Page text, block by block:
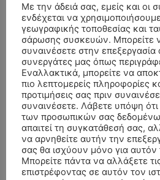
ΣΥΛΛΥΠΗΤΗΡΙΑ ΜΗΝΥΜΑΤΑ
ΠΑΝΑΓΙΩΤΗΣ IΩΑΚΕΙΜΙΔΗΣεπίΚΗΔΕΙΑ –
ΣΠΥΡΙΔΟΥΛΑ Γ. ΣΕΪΤΑΝΙΔΟΥ ΕΤΩΝ 91
Αγγελική ΘωμουεπίΚΗΔΕΙΑ – ΔΕΥΤΕΡΑ
ΤΣΙΛΙΚΗΣ ΕΤΩΝ 79
Δημήτριος ΔάτσικαςεπίΚΗΔΕΙΑ –
ΚΩΝΣΤΑΝΤΙΝΟΣ Ε. ΛΑΙΜΟΔΕΤΗΣ ΕΤΩΝ
Με την άδειά σας, εμείς και οι
ενδέχεται να
γεωγραφικής τοποθεσίας και
σάρωσης συσκευών. Μπορείτε
συναινέσετε στην επεξεργασία
συνεργάτες μας όπως
Εναλλακτικά, μπορείτε να
πιο λεπτομερείς πληροφορίες
προτιμήσεις σας πριν
συναινέσετε. Λάβετε υπόψη
των προσωπικών σας
απαιτεί τη συγκατάθεσή σας,
να αρνηθείτε αυτήν την
σας θα ισχύουν μόνο για αυτόν
Μπορείτε πάντα να αλλάξετε
επιστρέφοντας σε αυτόν τον